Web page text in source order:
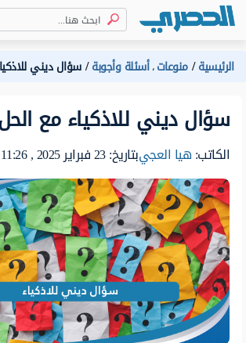
الرئيسية منوعات،أسئلة وأجوبة سؤال ديني
سؤال ديني للاذكياء مع
الكاتب:هيا العجيبتاريخ: 23 فبراير 2025 , 11:26